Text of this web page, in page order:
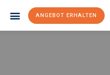
ANGEBOT ERHALTEN